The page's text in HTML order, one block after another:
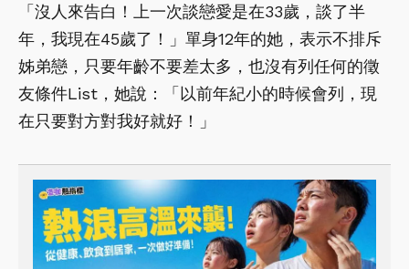
「沒人來告白！上一次談戀愛是在33歲，談了半
年，我現在45歲了！」單身12年的她，表示不排斥
姊弟戀，只要年齡不要差太多，也沒有列任何的徵
友條件List，她說：「以前年紀小的時候會列，現
在只要對方對我好就好！」